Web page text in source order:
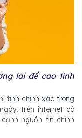
lai đề cao tính
tính chính xác trong
trên internet có
nguồn tin chính